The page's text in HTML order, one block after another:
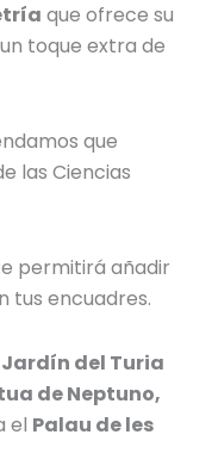
que ofrece su
toque extra de
que
las Ciencias
permitirá añadir
tus encuadres.
Jardín del Turia
de Neptuno,
el Palau de les